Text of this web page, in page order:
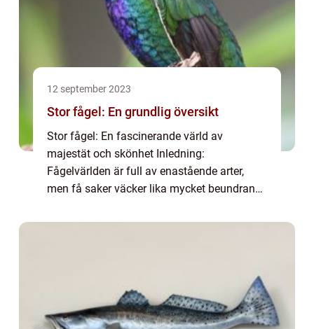
12 september 2023
Stor fågel: En grundlig översikt
Stor fågel: En fascinerande värld av
majestät och skönhet Inledning:
Fågelvärlden är full av enastående arter,
men få saker väcker lika mycket beundran
har fångat människors fantasi i årtionden